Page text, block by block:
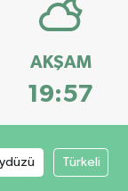
AKŞAM
19:57
Türkeli